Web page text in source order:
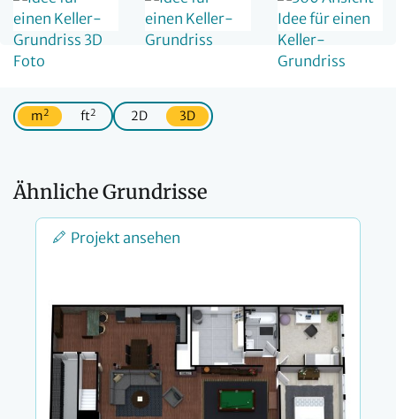
m2 ft2 2D 3D
Ähnliche Grundrisse
Projekt ansehen